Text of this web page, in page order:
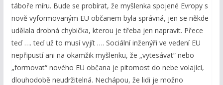
táboře míru. Bude se probírat, že myšlenka spojené Evropy s
nově vyformovaným EU občanem byla správná, jen se někde
udělala drobná chybička, kterou je třeba jen napravit. Přece
teď …. teď už to musí vyjít …. Sociální inženýři ve vedení EU
nepřipustí ani na okamžik myšlenku, že „vytesávat“ nebo
„formovat“ nového EU občana je pitomost do nebe volající,
dlouhodobě neudržitelná. Nechápou, že lidi je možno